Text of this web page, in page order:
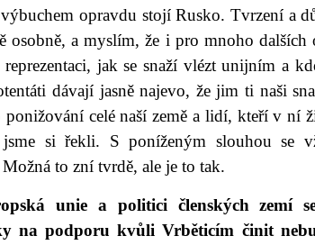
opravdu stojí Rusko. Tvrzení a
osobně, a myslím, že i pro mnoho dalších
jak se snaží vlézt unijním a
dávají jasně najevo, že jim ti naši
ponižování celé naší země a lidí, kteří v ní
si řekli. S poníženým slouhou se
to zní tvrdě, ale je to tak.
unie a politici členských zemí
na podporu kvůli Vrběticím činit